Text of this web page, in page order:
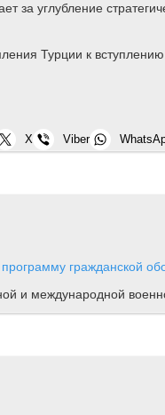
за углубление
Турции к
X Viber
гражданской
и международной